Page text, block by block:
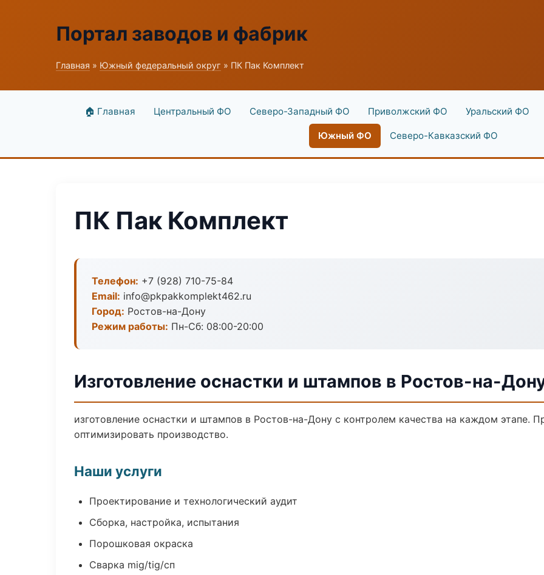
Портал заводов и фабрик
Главная » Южный федеральный округ » ПК Пак Комплект
🏠 Главная Центральный ФО Северо-Западный ФО Приволжский ФО Уральский ФО
Южный ФО Северо-Кавказский ФО
ПК Пак Комплект
Телефон: +7 (928) 710-75-84
Email: info@pkpakkomplekt462.ru
Город: Ростов-на-Дону
Режим работы: Пн-Сб: 08:00-20:00
Изготовление оснастки и штампов в Ростов-на-
изготовление оснастки и штампов в Ростов-на-Дону с контролем качества на каждом этапе.
оптимизировать производство.
Наши услуги
Проектирование и технологический аудит
Сборка, настройка, испытания
Порошковая окраска
Сварка mig/tig/сп